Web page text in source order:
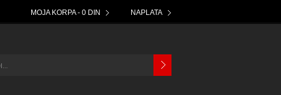
MOJA KORPA - 0 DIN NAPLATA